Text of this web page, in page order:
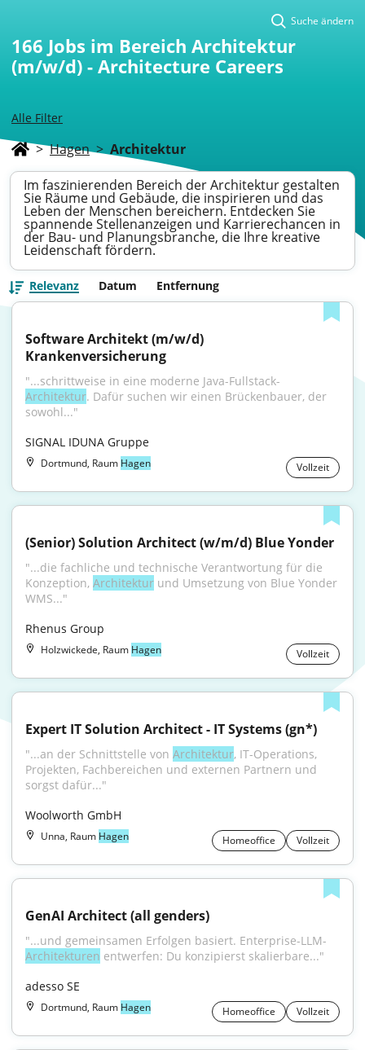
Alle Filter
Suche ändern
166 Jobs im Bereich Architektur
(m/w/d) - Architecture Careers
> Hagen > Architektur
Im faszinierenden Bereich der Architektur gestalten
Sie Räume und Gebäude, die inspirieren und das
Leben der Menschen bereichern. Entdecken Sie
spannende Stellenanzeigen und Karrierechancen in
der Bau- und Planungsbranche, die Ihre kreative
Leidenschaft fördern.
Relevanz Datum Entfernung
Software Architekt (m/w/d)
Krankenversicherung
"...schrittweise in eine moderne Java-Fullstack-
Architektur. Dafür suchen wir einen Brückenbauer, der
sowohl..."
SIGNAL IDUNA Gruppe
Dortmund, Raum Hagen Vollzeit
(Senior) Solution Architect (w/m/d) Blue Yonder
"...die fachliche und technische Verantwortung für die
Konzeption, Architektur und Umsetzung von Blue Yonder
WMS..."
Rhenus Group
Holzwickede, Raum Hagen Vollzeit
Expert IT Solution Architect - IT Systems (gn*)
"...an der Schnittstelle von Architektur, IT-Operations,
Projekten, Fachbereichen und externen Partnern und
sorgst dafür..."
Woolworth GmbH
Unna, Raum Hagen Homeoffice Vollzeit
GenAI Architect (all genders)
"...und gemeinsamen Erfolgen basiert. Enterprise-LLM-
Architekturen entwerfen: Du konzipierst skalierbare..."
adesso SE
Dortmund, Raum Hagen Homeoffice Vollzeit